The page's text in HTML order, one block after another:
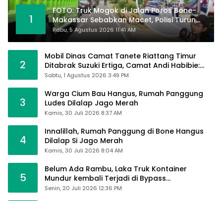
1
FOTO: Truk Mogok di Jalan Poros Bone-
Makassar Sebabkan Macet, Polisi Turun
Tangan
Rabu, 5 Agustus 2026 11:41 AM
2
Mobil Dinas Camat Tanete Riattang Timur
Ditabrak Suzuki Ertiga, Camat Andi Habibie:
Alhamdulillah Saya Baik-Baik Saja
Sabtu, 1 Agustus 2026 3:49 PM
3
Warga Cium Bau Hangus, Rumah Panggung
Ludes Dilalap Jago Merah
Kamis, 30 Juli 2026 8:37 AM
4
Innalillah, Rumah Panggung di Bone Hangus
Dilalap Si Jago Merah
Kamis, 30 Juli 2026 8:04 AM
5
Belum Ada Rambu, Laka Truk Kontainer
Mundur kembali Terjadi di Bypass
Sumpallabbu
Senin, 20 Juli 2026 12:36 PM